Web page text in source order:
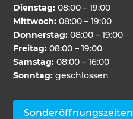
Dienstag: 08:00 – 19:00
Mittwoch: 08:00 – 19:00
Donnerstag: 08:00 – 19:00
Freitag: 08:00 – 19:00
Samstag: 08:00 – 16:00
Sonntag: geschlossen
Sonderöffnungszeiten